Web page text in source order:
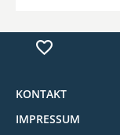
KONTAKT
IMPRESSUM